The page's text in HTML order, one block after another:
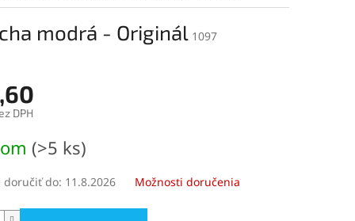
modrá - Originál 1097
DPH
(>5 ks)
doručiť do: 11.8.2026 Možnosti doručenia